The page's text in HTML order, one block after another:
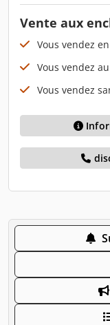
Vente aux
Vous vendez
Vous vendez
Vous vendez